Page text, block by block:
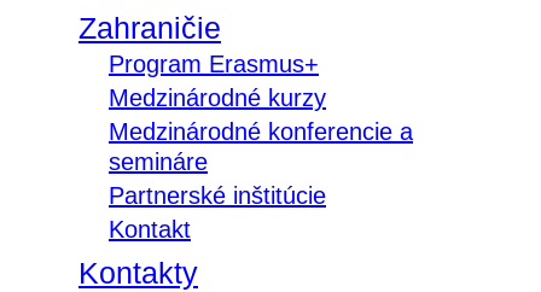
Zahraničie
Program Erasmus+
Medzinárodné kurzy
Medzinárodné konferencie a
semináre
Partnerské inštitúcie
Kontakt
Kontakty